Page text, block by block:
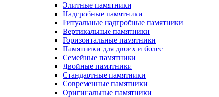
Элитные памятники
Надгробные памятники
Ритуальные надгробные памятники
Вертикальные памятники
Горизонтальные памятники
Памятники для двоих и более
Семейные памятники
Двойные памятники
Стандартные памятники
Современные памятники
Оригинальные памятники